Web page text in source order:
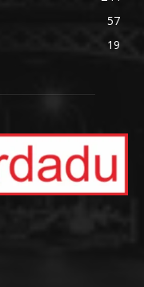
57
19